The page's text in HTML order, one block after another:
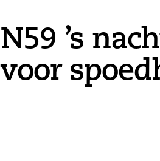
N59 ’s
voor